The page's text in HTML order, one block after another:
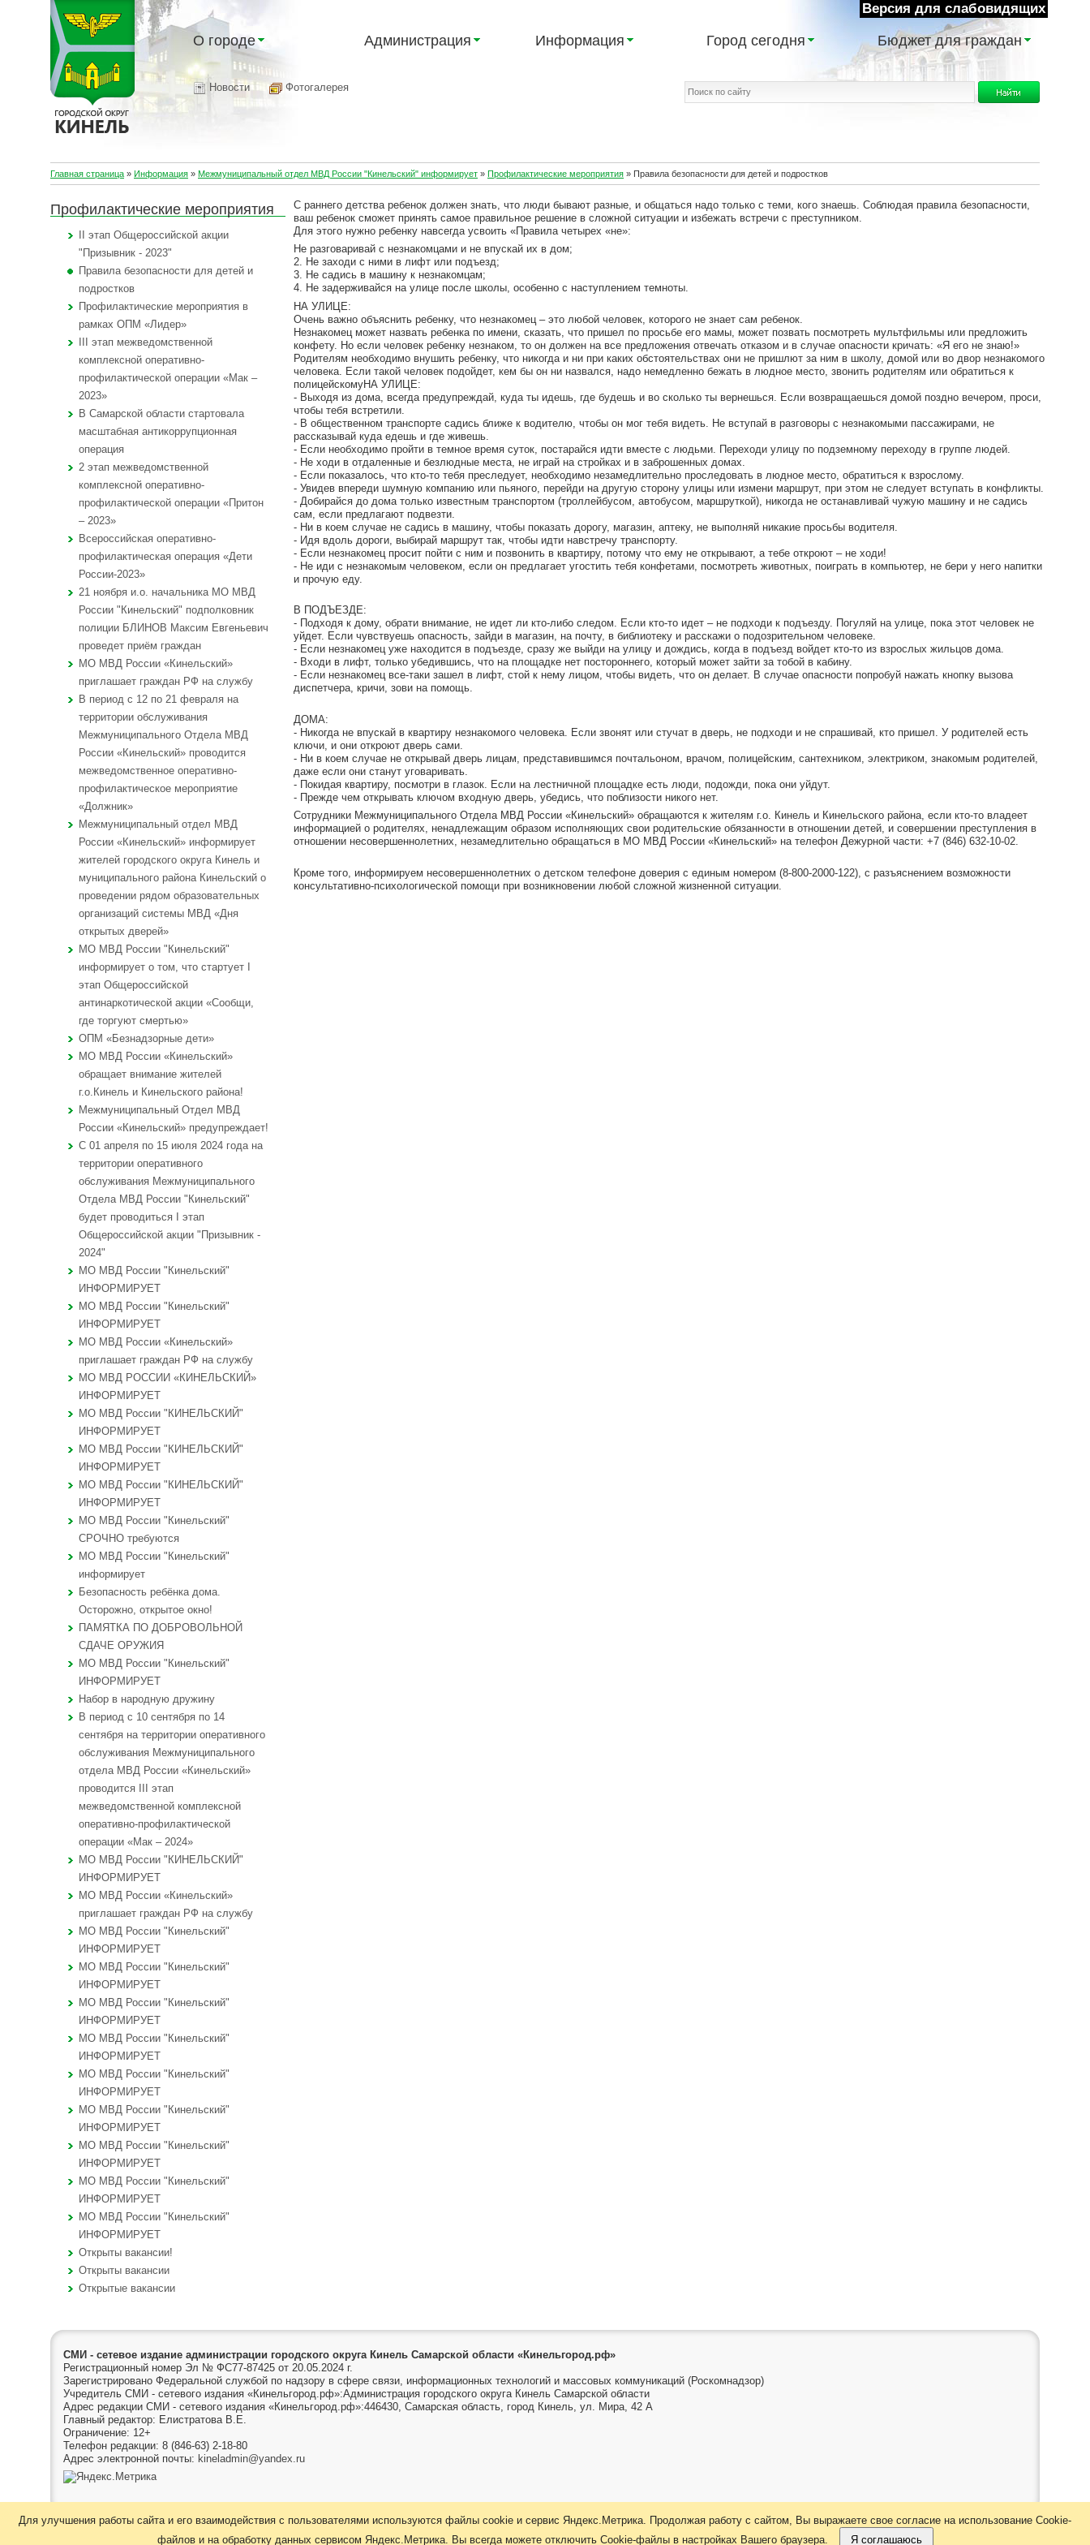
Версия для слабовидящих
О городе Администрация Информация Город сегодня Бюджет для граждан
Новости Фотогалерея
Главная страница » Информация » Межмуниципальный отдел МВД России "Кинельский" информирует » Профилактические мероприятия » Правила безопасности для детей и подростков
Профилактические мероприятия
II этап Общероссийской акции
"Призывник - 2023"
Правила безопасности для детей и
подростков
Профилактические мероприятия в
рамках ОПМ «Лидер»
III этап межведомственной
комплексной оперативно-
профилактической операции «Мак –
2023»
В Самарской области стартовала
масштабная антикоррупционная
операция
2 этап межведомственной
комплексной оперативно-
профилактической операции «Притон
– 2023»
Всероссийская оперативно-
профилактическая операция «Дети
России-2023»
21 ноября и.о. начальника МО МВД
России "Кинельский" подполковник
полиции БЛИНОВ Максим Евгеньевич
проведет приём граждан
МО МВД России «Кинельский»
приглашает граждан РФ на службу
В период с 12 по 21 февраля на
территории обслуживания
Межмуниципального Отдела МВД
России «Кинельский» проводится
межведомственное оперативно-
профилактическое мероприятие
«Должник»
Межмуниципальный отдел МВД
России «Кинельский» информирует
жителей городского округа Кинель и
муниципального района Кинельский о
проведении рядом образовательных
организаций системы МВД «Дня
открытых дверей»
МО МВД России "Кинельский"
информирует о том, что стартует I
этап Общероссийской
антинаркотической акции «Сообщи,
где торгуют смертью»
ОПМ «Безнадзорные дети»
МО МВД России «Кинельский»
обращает внимание жителей
г.о.Кинель и Кинельского района!
Межмуниципальный Отдел МВД
России «Кинельский» предупреждает!
С 01 апреля по 15 июля 2024 года на
территории оперативного
обслуживания Межмуниципального
Отдела МВД России "Кинельский"
будет проводиться I этап
Общероссийской акции "Призывник -
2024"
МО МВД России "Кинельский"
ИНФОРМИРУЕТ
МО МВД России "Кинельский"
ИНФОРМИРУЕТ
МО МВД России «Кинельский»
приглашает граждан РФ на службу
МО МВД РОССИИ «КИНЕЛЬСКИЙ»
ИНФОРМИРУЕТ
МО МВД России "КИНЕЛЬСКИЙ"
ИНФОРМИРУЕТ
МО МВД России "КИНЕЛЬСКИЙ"
ИНФОРМИРУЕТ
МО МВД России "КИНЕЛЬСКИЙ"
ИНФОРМИРУЕТ
МО МВД России "Кинельский"
СРОЧНО требуются
МО МВД России "Кинельский"
информирует
Безопасность ребёнка дома.
Осторожно, открытое окно!
ПАМЯТКА ПО ДОБРОВОЛЬНОЙ
СДАЧЕ ОРУЖИЯ
МО МВД России "Кинельский"
ИНФОРМИРУЕТ
Набор в народную дружину
В период с 10 сентября по 14
сентября на территории оперативного
обслуживания Межмуниципального
отдела МВД России «Кинельский»
проводится III этап
межведомственной комплексной
оперативно-профилактической
операции «Мак – 2024»
МО МВД России "КИНЕЛЬСКИЙ"
ИНФОРМИРУЕТ
МО МВД России «Кинельский»
приглашает граждан РФ на службу
МО МВД России "Кинельский"
ИНФОРМИРУЕТ
МО МВД России "Кинельский"
ИНФОРМИРУЕТ
МО МВД России "Кинельский"
ИНФОРМИРУЕТ
МО МВД России "Кинельский"
ИНФОРМИРУЕТ
МО МВД России "Кинельский"
ИНФОРМИРУЕТ
МО МВД России "Кинельский"
ИНФОРМИРУЕТ
МО МВД России "Кинельский"
ИНФОРМИРУЕТ
МО МВД России "Кинельский"
ИНФОРМИРУЕТ
МО МВД России "Кинельский"
ИНФОРМИРУЕТ
Открыты вакансии!
Открыты вакансии
Открытые вакансии
С раннего детства ребенок должен знать, что люди бывают разные, и общаться надо только с теми, кого знаешь. Соблюдая правила безопасности,
ваш ребенок сможет принять самое правильное решение в сложной ситуации и избежать встречи с преступником.
Для этого нужно ребенку навсегда усвоить «Правила четырех «не»:
Не разговаривай с незнакомцами и не впускай их в дом;
2. Не заходи с ними в лифт или подъезд;
3. Не садись в машину к незнакомцам;
4. Не задерживайся на улице после школы, особенно с наступлением темноты.
НА УЛИЦЕ:
Очень важно объяснить ребенку, что незнакомец – это любой человек, которого не знает сам ребенок.
Незнакомец может назвать ребенка по имени, сказать, что пришел по просьбе его мамы, может позвать посмотреть мультфильмы или предложить
конфету. Но если человек ребенку незнаком, то он должен на все предложения отвечать отказом и в случае опасности кричать: «Я его не знаю!»
Родителям необходимо внушить ребенку, что никогда и ни при каких обстоятельствах они не пришлют за ним в школу, домой или во двор незнакомого
человека. Если такой человек подойдет, кем бы он ни назвался, надо немедленно бежать в людное место, звонить родителям или обратиться к
полицейскомуНА УЛИЦЕ:
- Выходя из дома, всегда предупреждай, куда ты идешь, где будешь и во сколько ты вернешься. Если возвращаешься домой поздно вечером, проси,
чтобы тебя встретили.
- В общественном транспорте садись ближе к водителю, чтобы он мог тебя видеть. Не вступай в разговоры с незнакомыми пассажирами, не
рассказывай куда едешь и где живешь.
- Если необходимо пройти в темное время суток, постарайся идти вместе с людьми. Переходи улицу по подземному переходу в группе людей.
- Не ходи в отдаленные и безлюдные места, не играй на стройках и в заброшенных домах.
- Если показалось, что кто-то тебя преследует, необходимо незамедлительно проследовать в людное место, обратиться к взрослому.
- Увидев впереди шумную компанию или пьяного, перейди на другую сторону улицы или измени маршрут, при этом не следует вступать в конфликты.
- Добирайся до дома только известным транспортом (троллейбусом, автобусом, маршруткой), никогда не останавливай чужую машину и не садись
сам, если предлагают подвезти.
- Ни в коем случае не садись в машину, чтобы показать дорогу, магазин, аптеку, не выполняй никакие просьбы водителя.
- Идя вдоль дороги, выбирай маршрут так, чтобы идти навстречу транспорту.
- Если незнакомец просит пойти с ним и позвонить в квартиру, потому что ему не открывают, а тебе откроют – не ходи!
- Не иди с незнакомым человеком, если он предлагает угостить тебя конфетами, посмотреть животных, поиграть в компьютер, не бери у него напитки
и прочую еду.
В ПОДЪЕЗДЕ:
- Подходя к дому, обрати внимание, не идет ли кто-либо следом. Если кто-то идет – не подходи к подъезду. Погуляй на улице, пока этот человек не
уйдет. Если чувствуешь опасность, зайди в магазин, на почту, в библиотеку и расскажи о подозрительном человеке.
- Если незнакомец уже находится в подъезде, сразу же выйди на улицу и дождись, когда в подъезд войдет кто-то из взрослых жильцов дома.
- Входи в лифт, только убедившись, что на площадке нет постороннего, который может зайти за тобой в кабину.
- Если незнакомец все-таки зашел в лифт, стой к нему лицом, чтобы видеть, что он делает. В случае опасности попробуй нажать кнопку вызова
диспетчера, кричи, зови на помощь.
ДОМА:
- Никогда не впускай в квартиру незнакомого человека. Если звонят или стучат в дверь, не подходи и не спрашивай, кто пришел. У родителей есть
ключи, и они откроют дверь сами.
- Ни в коем случае не открывай дверь лицам, представившимся почтальоном, врачом, полицейским, сантехником, электриком, знакомым родителей,
даже если они станут уговаривать.
- Покидая квартиру, посмотри в глазок. Если на лестничной площадке есть люди, подожди, пока они уйдут.
- Прежде чем открывать ключом входную дверь, убедись, что поблизости никого нет.
Сотрудники Межмуниципального Отдела МВД России «Кинельский» обращаются к жителям г.о. Кинель и Кинельского района, если кто-то владеет
информацией о родителях, ненадлежащим образом исполняющих свои родительские обязанности в отношении детей, и совершении преступления в
отношении несовершеннолетних, незамедлительно обращаться в МО МВД России «Кинельский» на телефон Дежурной части: +7 (846) 632-10-02.
Кроме того, информируем несовершеннолетних о детском телефоне доверия с единым номером (8-800-2000-122), с разъяснением возможности
консультативно-психологической помощи при возникновении любой сложной жизненной ситуации.
СМИ - сетевое издание администрации городского округа Кинель Самарской области «Кинельгород.рф»
Регистрационный номер Эл № ФС77-87425 от 20.05.2024 г.
Зарегистрировано Федеральной службой по надзору в сфере связи, информационных технологий и массовых коммуникаций (Роскомнадзор)
Учредитель СМИ - сетевого издания «Кинельгород.рф»:Администрация городского округа Кинель Самарской области
Адрес редакции СМИ - сетевого издания «Кинельгород.рф»:446430, Самарская область, город Кинель, ул. Мира, 42 А
Главный редактор: Елистратова В.Е.
Ограничение: 12+
Телефон редакции: 8 (846-63) 2-18-80
Адрес электронной почты: kineladmin@yandex.ru
Для улучшения работы сайта и его взаимодействия с пользователями используются файлы cookie и сервис Яндекс.Метрика. Продолжая работу с сайтом, Вы выражаете свое согласие на использование Cookie-
файлов и на обработку данных сервисом Яндекс.Метрика. Вы всегда можете отключить Cookie-файлы в настройках Вашего браузера.
Я соглашаюсь